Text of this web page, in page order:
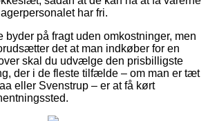
har fri.
byder på fragt uden omkostninger, men
det at man indkøber for en
skal du udvælge den prisbilligste
der i de fleste tilfælde – om man er tæt
eller Svenstrup – er at få kørt